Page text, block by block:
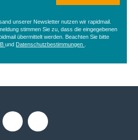
unserer Newsletter nutzen wir rapidmail.
stimmen Sie zu, dass die eingegebenen
übermittelt werden. Beachten Sie bitte
und Datenschutzbestimmungen